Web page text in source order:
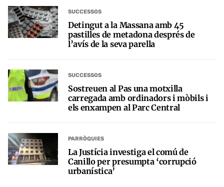
SUCCESSOS
Detingut a la Massana amb 45
pastilles de metadona després de
l’avís de la seva parella
SUCCESSOS
Sostreuen al Pas una motxilla
carregada amb ordinadors i mòbils i
els enxampen al Parc Central
PARRÒQUIES
La Justícia investiga el comú de
Canillo per presumpta ‘corrupció
urbanística’